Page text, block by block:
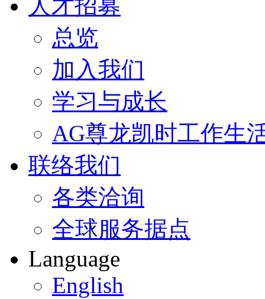
人才招募
总览
加入我们
学习与成长
AG尊龙凯时工作生
联络我们
各类洽询
全球服务据点
Language
English